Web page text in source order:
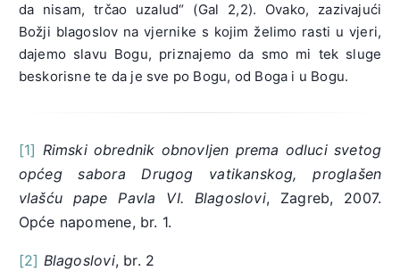
da nisam, trčao uzalud“ (Gal 2,2). Ovako, zazivajući
Božji blagoslov na vjernike s kojim želimo rasti u vjeri,
dajemo slavu Bogu, priznajemo da smo mi tek sluge
beskorisne te da je sve po Bogu, od Boga i u Bogu.
[1] Rimski obrednik obnovljen prema odluci svetog
općeg sabora Drugog vatikanskog, proglašen
vlašću pape Pavla VI. Blagoslovi, Zagreb, 2007.
Opće napomene, br. 1.
[2] Blagoslovi, br. 2